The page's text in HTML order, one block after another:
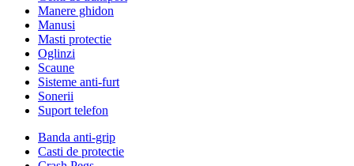
Manere ghidon
Manusi
Masti protectie
Oglinzi
Scaune
Sisteme anti-furt
Sonerii
Suport telefon
Banda anti-grip
Casti de protectie